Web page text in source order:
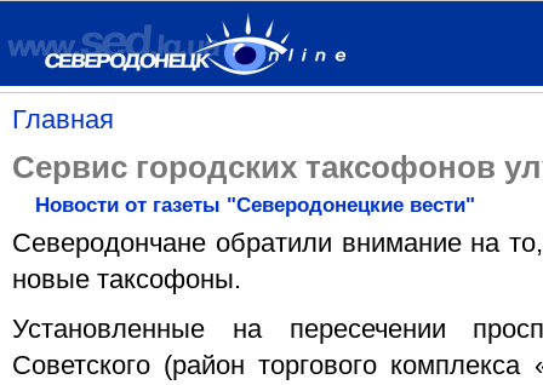
Главная
Сервис городских таксофонов
Новости от газеты "Северодонецкие вести"
Северодончане обратили внимание на
новые таксофоны.
Установленные на пересечении
Советского (район торгового